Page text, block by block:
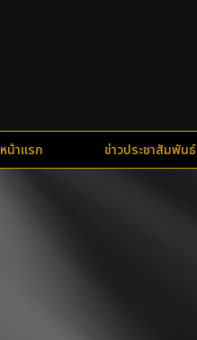
หน้าแรก ข่าวประชาสัมพันธ์